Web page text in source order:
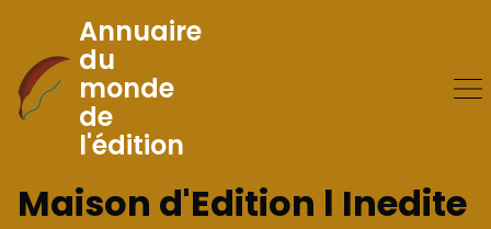
Skip
to
Content
Annuaire
du
monde
de
l'édition
Maison d'Edition l Inedite